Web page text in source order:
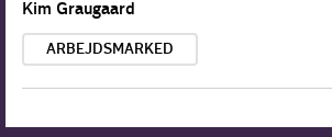
Kim Graugaard
ARBEJDSMARKED